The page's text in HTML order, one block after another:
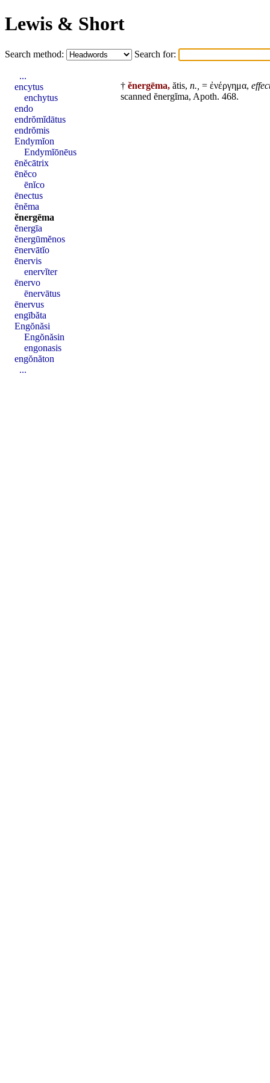
Lewis & Short
Search method: Search for:
† ĕnergēma, ătis, n., = ἐνέργημα,
scanned ĕnergĭma, Apoth. 468.
...
encytus
enchytus
endo
endrŏmĭdātus
endrŏmis
Endymĭon
Endymĭōnēus
ēnĕcātrix
ēnĕco
ēnĭco
ēnectus
ĕnĕma
ĕnergēma
ĕnergīa
ĕnergūmĕnos
ēnervātĭo
ēnervis
enervĭter
ēnervo
ēnervātus
ēnervus
engībăta
Engŏnăsi
Engŏnăsin
engonasis
engŏnăton
...